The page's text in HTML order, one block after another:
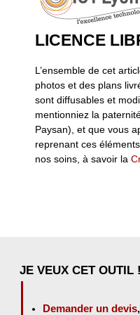
LICENCE
L’ensemble de cet
photos et des plans
sont diffusables et
mentionniez la
Paysan), et que vous
reprenant ces
nos soins, à savoir la
JE VEUX CET OUTIL
Demander un devis